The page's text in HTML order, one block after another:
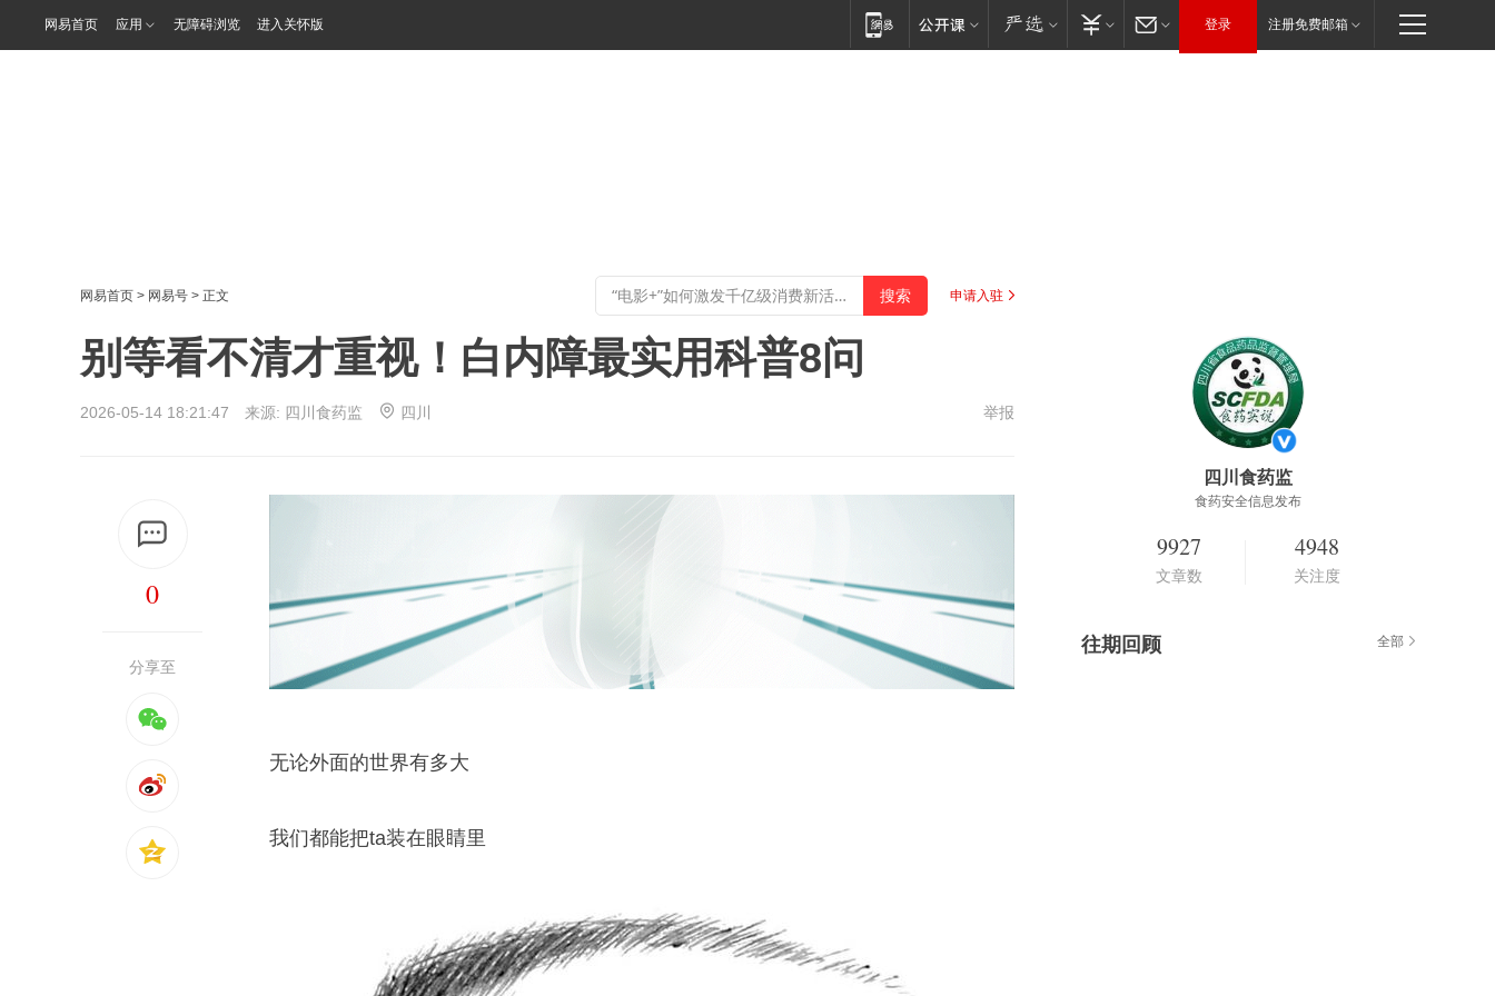
网易首页 应用 无障碍浏览 进入关怀版 登录 注册免费邮箱
网易首页 > 网易号 > 正文 申请入驻
别等看不清才重视！白内障最实用科普8问
2026-05-14 18:21:47 来源: 四川食药监 四川 举报
0
分享至
无论外面的世界有多大
我们都能把ta装在眼睛里
四川食药监
食药安全信息发布
9927
文章数
4948
关注度
往期回顾 全部